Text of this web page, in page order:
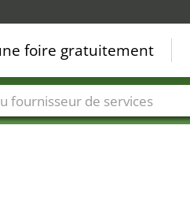
foire gratuitement
du fournisseur de services